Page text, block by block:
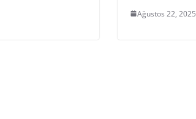
Ağustos 22, 2025